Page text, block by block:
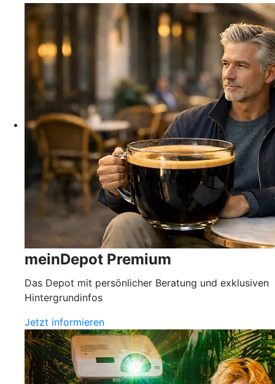
meinDepot Premium
Das Depot mit persönlicher Beratung und exklusiven
Hintergrundinfos
Jetzt informieren